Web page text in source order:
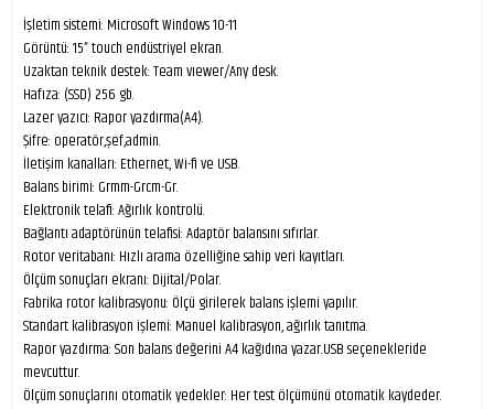
İşletim sistemi: Microsoft Windows 10-11
Görüntü: 15” touch endüstriyel ekran.
Uzaktan teknik destek: Team vıewer/Any desk.
Hafıza: (SSD) 256 gb.
Lazer yazıcı: Rapor yazdırma(A4).
Şifre: operatör,şef,admin.
İletişim kanalları: Ethernet, Wi-fi ve USB.
Balans birimi: Grmm-Grcm-Gr.
Elektronik telafi: Ağırlık kontrolü.
Bağlantı adaptörünün telafisi: Adaptör balansını sıfırlar.
Rotor veritabanı: Hızlı arama özelliğine sahip veri kayıtları.
Ölçüm sonuçları ekranı: Dijital/Polar.
Fabrika rotor kalibrasyonu: Ölçü girilerek balans işlemi yapılır.
Standart kalibrasyon işlemi: Manuel kalibrasyon, ağırlık tanıtma.
Rapor yazdırma: Son balans değerini A4 kağıdına yazar.USB seçenekleride
mevcuttur.
Ölçüm sonuçlarını otomatik yedekler: Her test ölçümünü otomatik kaydeder.